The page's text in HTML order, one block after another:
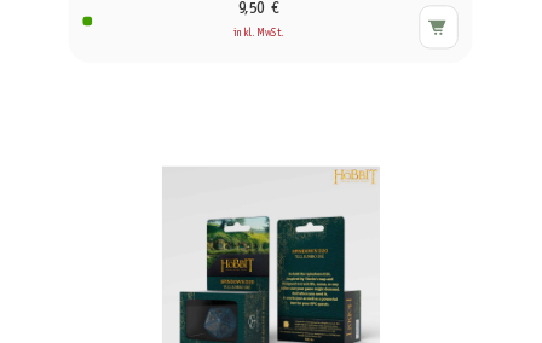
9,50 €
inkl. MwSt.